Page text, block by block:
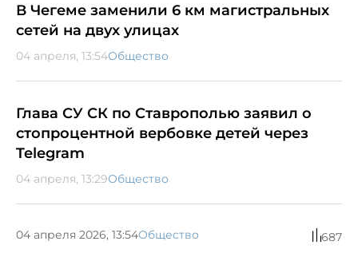
В Чегеме заменили 6 км магистральных
сетей на двух улицах
04 апреля, 13:54Общество
Глава СУ СК по Ставрополью заявил о
стопроцентной вербовке детей через
Telegram
04 апреля, 13:29Общество
04 апреля 2026, 13:54Общество 687